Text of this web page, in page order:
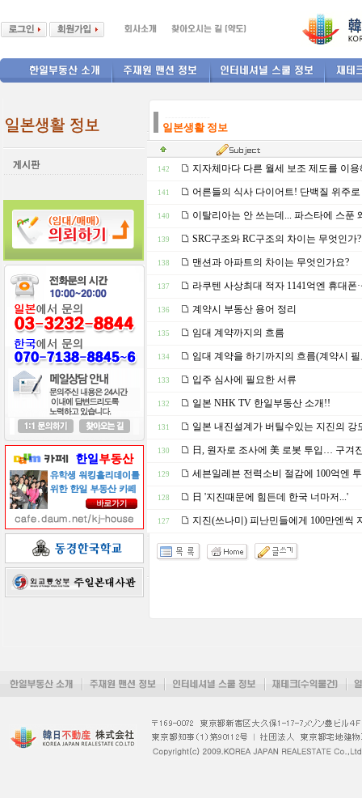
일본생활 정보
142 지자체마다 다른 월세 보조 제도를 이
141 어른들의 식사 다이어트! 단백질 위주
140 이탈리아는 안 쓰는데... 파스타에 스푼
139 SRC구조와 RC구조의 차이는 무엇인가?
138 맨션과 아파트의 차이는 무엇인가요?
137 라쿠텐 사상최대 적자 1141억엔 휴대폰
136 계약시 부동산 용어 정리
135 임대 계약까지의 흐름
134 임대 계약을 하기까지의 흐름(계약시
133 입주 심사에 필요한 서류
132 일본 NHK TV 한일부동산 소개!!
131 일본 내진설계가 버틸수있는 지진의 강
130 日, 원자로 조사에 美 로봇 투입… 구겨
129 세븐일레븐 전력소비 절감에 100억엔
128 日 '지진때문에 힘든데 한국 너마저...'
127 지진(쓰나미) 피난민들에게 100만엔씩